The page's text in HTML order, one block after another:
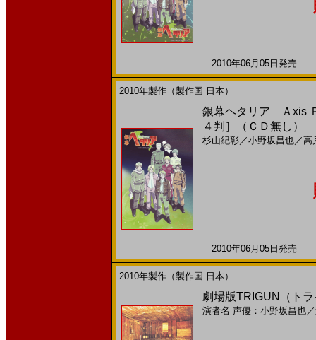
2010年06月05日発売
2010年製作（製作国 日本）
銀幕ヘタリア Ａxis
４判］（ＣＤ無し）
杉山紀彰／小野坂昌也／高
2010年06月05日発売
2010年製作（製作国 日本）
劇場版TRIGUN（ト
演者名 声優：小野坂昌也／